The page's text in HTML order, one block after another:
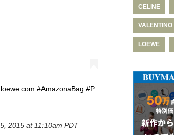
#AmazonaBag #P
2015 at 11:10am PDT
CELINE
VALENTINO
LOEWE